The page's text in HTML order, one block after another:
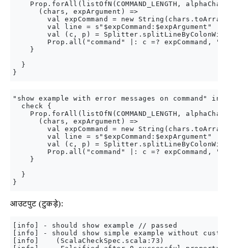
Prop.forAll(listOfN(COMMAND_LENGTH,
      (chars, expArgument) =>
val expCommand = new
        val line = s"$expCommand:$expArgument"
val (c, p) =
Prop.all("command" |: c =? expCommand,
    }
  }
"show example with error messages on command" in
  check {
Prop.forAll(listOfN(COMMAND_LENGTH,
      (chars, expArgument) =>
val expCommand = new
        val line = s"$expCommand:$expArgument"
val (c, p) =
Prop.all("command" |: c =? expCommand,
    }
  }
आउटपुट (टुकड़े):
[info] - should show example // passed
[info] - should show simple example without
[info]    (ScalaCheckSpec.scala:73)